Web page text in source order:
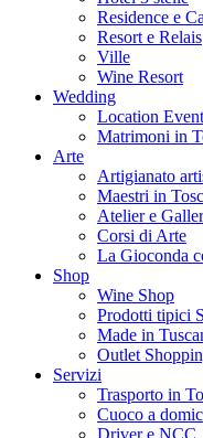
Residence e
Resort e Relais
Ville
Wine Resort
Wedding
Location
Matrimoni in
Arte
Artigianato
Maestri in
Atelier e
Corsi di Arte
La Gioconda
Shop
Wine Shop
Prodotti tipici
Made in
Outlet
Servizi
Trasporto in
Cuoco a